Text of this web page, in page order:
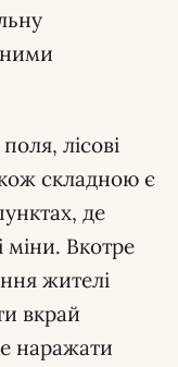
лісові
складною є
де
Вкотре
жителі
вкрай
наражати